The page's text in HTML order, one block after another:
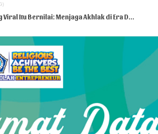
Viral Itu Bernilai: Menjaga Akhlak di Era D...
Raih Dua Penghargaan Majelis Dikdasmen PDM...
Serap Ilmu Psikologi di Jambore Sahabat Seba...
Warnai Hari Pertama FORTASI SMAMSA 202...
Kesempatan Menjadi Bagian dari Pelop...
1 Kelas Lagi! Jangan Sampai Kehabisan Ke...